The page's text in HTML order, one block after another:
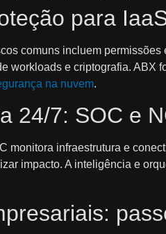
para
comuns incluem
workloads e criptografia. ABX
na nuvem.
24/7: SOC e
monitora infraestrutura e
impacto. A inteligência e